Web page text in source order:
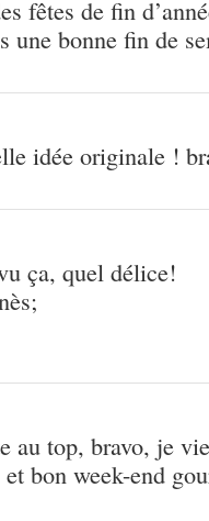
fêtes de fin
une bonne fin de
idée originale !
ça, quel délice!
au top, bravo, je
bon week-end